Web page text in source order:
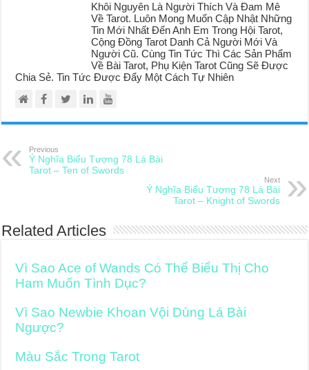
Khôi Nguyên Là Người Thích Và Đam Mê
Về Tarot. Luôn Mong Muốn Cập Nhật Những
Tin Mới Nhất Đến Anh Em Trong Hội Tarot,
Cộng Đồng Tarot Danh Cả Người Mới Và
Người Cũ. Cùng Tin Tức Thì Các Sản Phẩm
Về Bài Tarot, Phụ Kiện Tarot Cũng Sẽ Được
Chia Sẻ. Tin Tức Được Đẩy Một Cách Tự Nhiên
Previous
Ý Nghĩa Biểu Tượng 78 Lá Bài
Tarot – Ten of Swords
Next
Ý Nghĩa Biểu Tượng 78 Lá Bài
Tarot – Knight of Swords
Related Articles
Vì Sao Ace of Wands Có Thể Biểu Thị Cho
Ham Muốn Tình Dục?
Vì Sao Newbie Khoan Vội Dùng Lá Bài
Ngược?
Màu Sắc Trong Tarot